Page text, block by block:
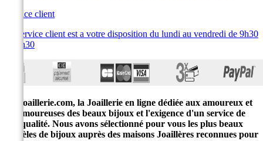
Service client
Le service client est a votre disposition du lundi au vendredi de 9h30
à 19h30
E-joaillerie.com, la Joaillerie en ligne dédiée aux amoureux et
amoureuses des beaux bijoux et l'exigence d'un service de
qualité. Nous avons sélectionné pour vous les plus beaux
modèles de bijoux auprès des maisons Joaillères reconnues pour